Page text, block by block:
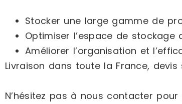
Stocker une large gamme de
Optimiser l’espace de stockage
Améliorer l’organisation et
Livraison dans toute la France, devis
N’hésitez pas à nous contacter